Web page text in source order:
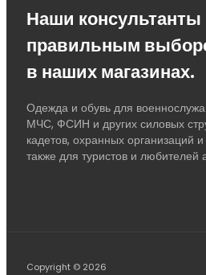
Наши консультанты
правильным
в наших магазинах.
Одежда и обувь для
МЧС, ФСИН и других силовых
кадетов, охранных организаций
также для туристов и любителей
Copyright © 2026